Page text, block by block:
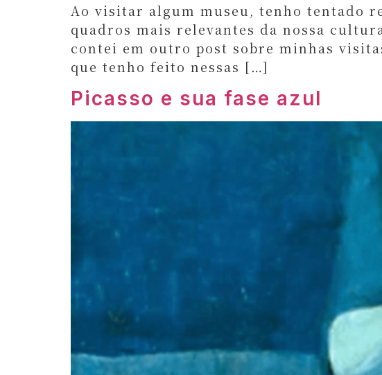
Ao visitar algum museu, tenho tentado
quadros mais relevantes da nossa
contei em outro post sobre minhas
que tenho feito nessas […]
Picasso e sua fase azul